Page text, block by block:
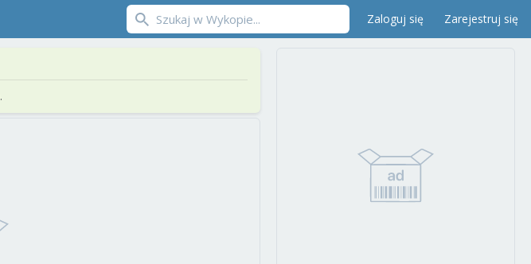
Zaloguj się Zarejestruj się
.